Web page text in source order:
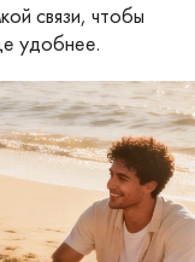
связи, чтобы
удобнее.